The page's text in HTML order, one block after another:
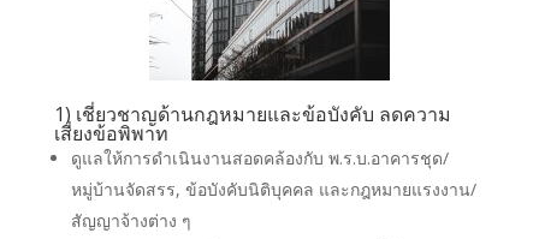
1) เชี่ยวชาญด้านกฎหมายและข้อบังคับ ลดความ
เสี่ยงข้อพิพาท
ดูแลให้การดำเนินงานสอดคล้องกับ พ.ร.บ.อาคารชุด/
หมู่บ้านจัดสรร, ข้อบังคับนิติบุคคล และกฎหมายแรงงาน/
สัญญาจ้างต่าง ๆ